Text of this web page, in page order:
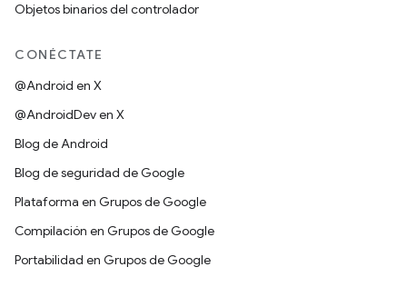
Objetos binarios del controlador
CONÉCTATE
@Android en X
@AndroidDev en X
Blog de Android
Blog de seguridad de Google
Plataforma en Grupos de Google
Compilación en Grupos de Google
Portabilidad en Grupos de Google